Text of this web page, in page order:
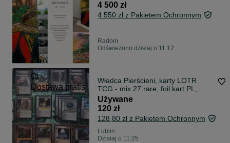
4 500 zł
4 550 zł z Pakietem Ochronnym
Radom
Odświeżono dzisiaj o 11:12
Dostawa gratis
Władca Pierścieni, karty LOTR
TCG - mix 27 rare, foil kart PL,
ANG i inne
Używane
120 zł
128,80 zł z Pakietem Ochronnym
Lublin
Dzisiaj o 11:25